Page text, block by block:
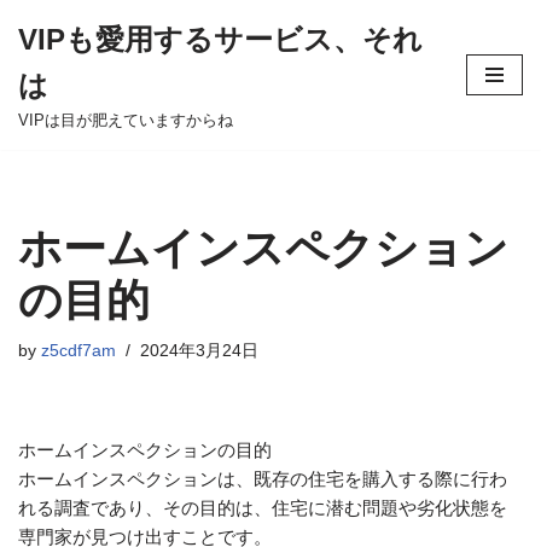
to
content
VIPも愛用するサービス、それ
は
VIPは目が肥えていますからね
ホームインスペクション
の目的
by z5cdf7am 2024年3月24日
ホームインスペクションの目的
ホームインスペクションは、既存の住宅を購入する際に行わ
れる調査であり、その目的は、住宅に潜む問題や劣化状態を
専門家が見つけ出すことです。